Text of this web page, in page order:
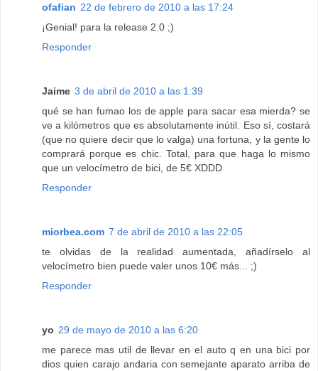
ofafian 22 de febrero de 2010 a las 17:24
¡Genial! para la release 2.0 ;)
Responder
Jaime 3 de abril de 2010 a las 1:39
qué se han fumao los de apple para sacar esa mierda? se
ve a kilómetros que es absolutamente inútil. Eso sí, costará
(que no quiere decir que lo valga) una fortuna, y la gente lo
comprará porque es chic. Total, para que haga lo mismo
que un velocímetro de bici, de 5€ XDDD
Responder
miorbea.com 7 de abril de 2010 a las 22:05
te olvidas de la realidad aumentada, añadírselo al
velocímetro bien puede valer unos 10€ más... ;)
Responder
yo 29 de mayo de 2010 a las 6:20
me parece mas util de llevar en el auto q en una bici por
dios quien carajo andaria con semejante aparato arriba de